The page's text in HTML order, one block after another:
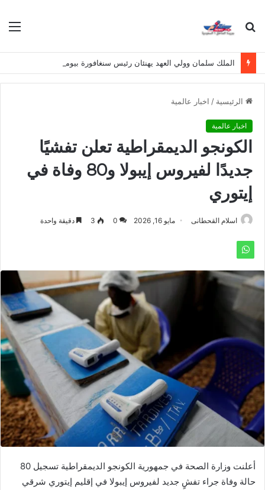
بحث
الملك سلمان وولي العهد يهنئان رئيس سنغافورة بيومها الوطني
الرئيسية / اخبار عالمية
اخبار عالمية
الكونجو الديمقراطية تعلن تفشيًا
جديدًا لفيروس إيبولا و80 وفاة في
إيتوري
اسلام القحطانى مايو 16, 2026 0
3 دقيقة واحدة
أعلنت وزارة الصحة في جمهورية الكونجو الديمقراطية تسجيل 80
حالة وفاة جراء تفشٍ جديد لفيروس إيبولا في إقليم إيتوري شرقي